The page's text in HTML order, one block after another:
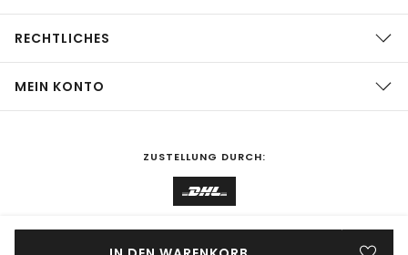
RECHTLICHES
MEIN KONTO
ZUSTELLUNG DURCH: